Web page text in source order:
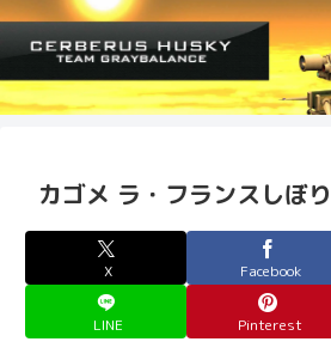
カゴメ ラ・フランスしぼ
X Facebook
LINE Pinterest